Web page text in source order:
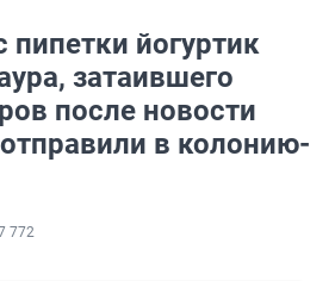
йогуртик
затаившего
после новости
в колонию-
772